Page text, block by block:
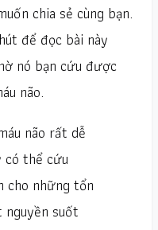
chia sẻ cùng bạn.
để đọc bài này
nó bạn cứu được
não.
não rất dễ
thể cứu
cho những tổn
suốt